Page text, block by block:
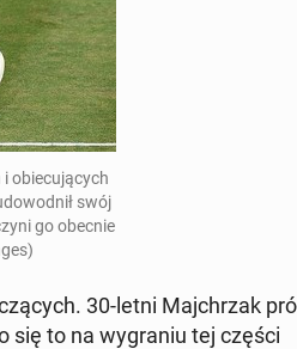
obie­cu­ją­cych
swój
go obecnie
30-letni Maj­chrzak
się to na wy­gra­niu tej części